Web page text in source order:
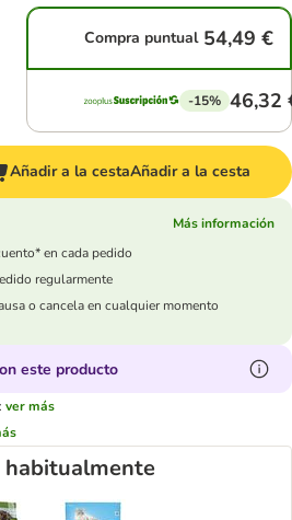
Compra puntual 54,49 €
-15% 46,32
Añadir a la cestaAñadir a la cesta
Más información
en cada pedido
regularmente
o cancela en cualquier momento
este producto
ver más
habitualmente